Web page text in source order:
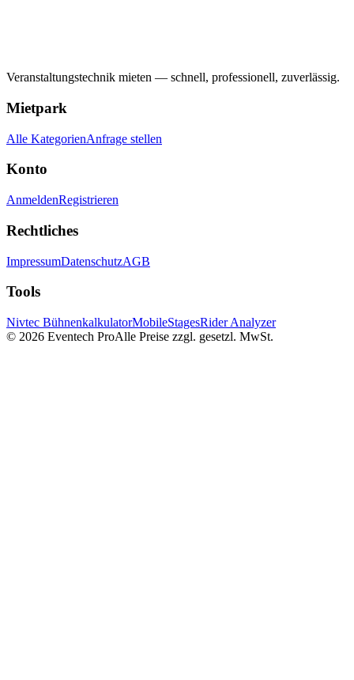
Veranstaltungstechnik mieten — schnell, professionell, zuverlässig.
Mietpark
Alle KategorienAnfrage stellen
Konto
AnmeldenRegistrieren
Rechtliches
ImpressumDatenschutzAGB
Tools
Nivtec BühnenkalkulatorMobileStagesRider Analyzer
© 2026 Eventech ProAlle Preise zzgl. gesetzl. MwSt.